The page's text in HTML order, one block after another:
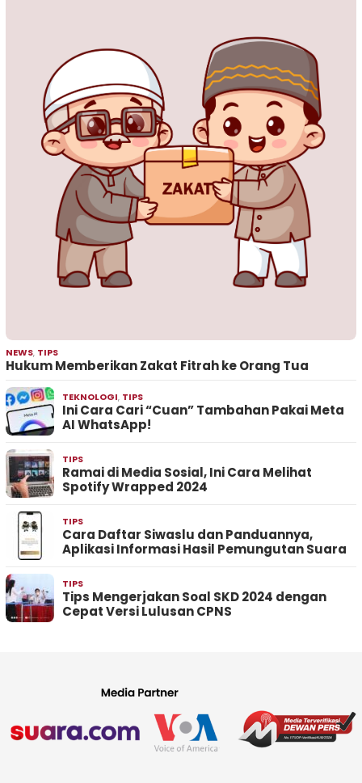
NEWS, TIPS
Hukum Memberikan Zakat Fitrah ke Orang Tua
TEKNOLOGI, TIPS
Ini Cara Cari “Cuan” Tambahan Pakai Meta
AI WhatsApp!
TIPS
Ramai di Media Sosial, Ini Cara Melihat
Spotify Wrapped 2024
TIPS
Cara Daftar Siwaslu dan Panduannya,
Aplikasi Informasi Hasil Pemungutan Suara
TIPS
Tips Mengerjakan Soal SKD 2024 dengan
Cepat Versi Lulusan CPNS